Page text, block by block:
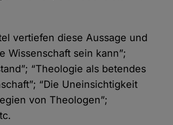
vertiefen diese Aussage und
Wissenschaft sein kann”;
“Theologie als betendes
“Die Uneinsichtigkeit
von Theologen”;